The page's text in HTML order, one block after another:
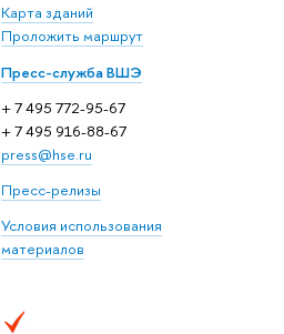
Карта зданий
Проложить маршрут
Пресс-служба ВШЭ
+ 7 495 772-95-67
+ 7 495 916-88-67
press@hse.ru
Пресс-релизы
Условия использования
материалов